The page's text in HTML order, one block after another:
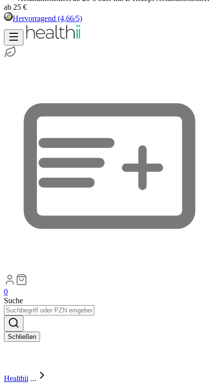
ab 25 €
Hervorragend (4,66/5)
0
Suche
Schließen
Healthii ...